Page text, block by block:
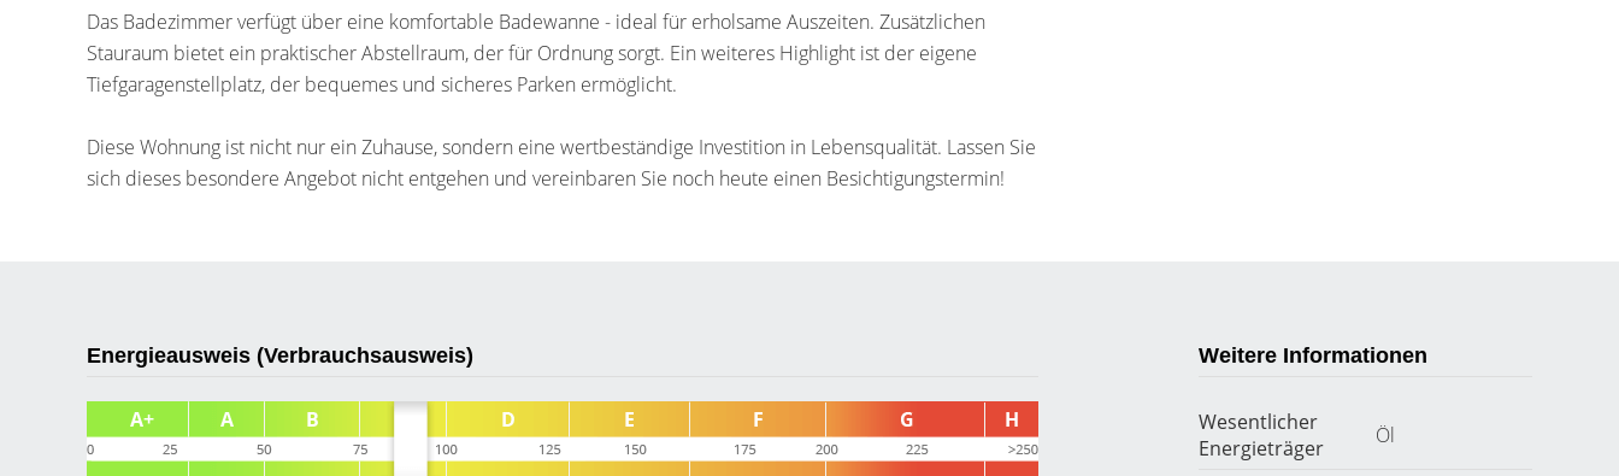
Das Badezimmer verfügt über eine komfortable Badewanne - ideal für erholsame Auszeiten. Zusätzlichen
Stauraum bietet ein praktischer Abstellraum, der für Ordnung sorgt. Ein weiteres Highlight ist der eigene
Tiefgaragenstellplatz, der bequemes und sicheres Parken ermöglicht.
Diese Wohnung ist nicht nur ein Zuhause, sondern eine wertbeständige Investition in Lebensqualität. Lassen Sie
sich dieses besondere Angebot nicht entgehen und vereinbaren Sie noch heute einen Besichtigungstermin!
Energieausweis (Verbrauchsausweis) Weitere Informationen
Wesentlicher
Energieträger
Öl